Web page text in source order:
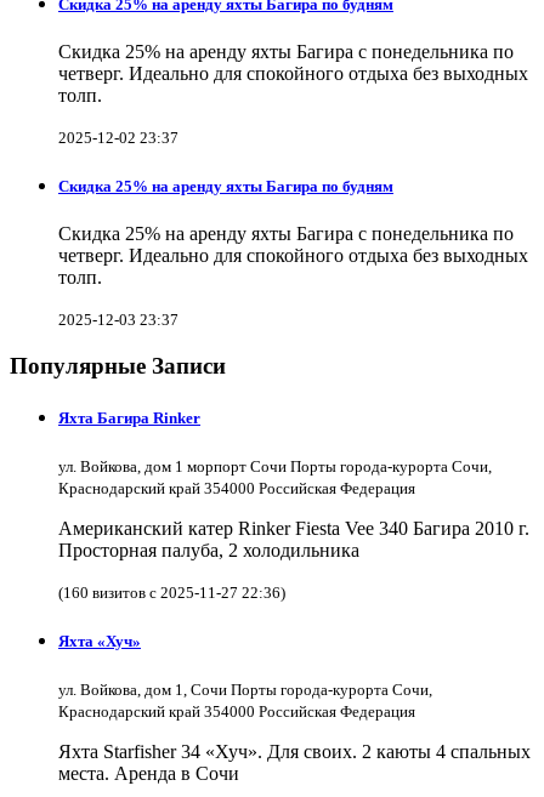
Скидка 25% на аренду яхты Багира по будням
Скидка 25% на аренду яхты Багира с понедельника по
четверг. Идеально для спокойного отдыха без выходных
толп.
2025-12-02 23:37
Скидка 25% на аренду яхты Багира по будням
Скидка 25% на аренду яхты Багира с понедельника по
четверг. Идеально для спокойного отдыха без выходных
толп.
2025-12-03 23:37
Популярные Записи
Яхта Багира Rinker
ул. Войкова, дом 1 морпорт Сочи Порты города-курорта Сочи,
Краснодарский край 354000 Российская Федерация
Американский катер Rinker Fiesta Vee 340 Багира 2010 г.
Просторная палуба, 2 холодильника
(160 визитов с 2025-11-27 22:36)
Яхта «Хуч»
ул. Войкова, дом 1, Сочи Порты города-курорта Сочи,
Краснодарский край 354000 Российская Федерация
Яхта Starfisher 34 «Хуч». Для своих. 2 каюты 4 спальных
места. Аренда в Сочи